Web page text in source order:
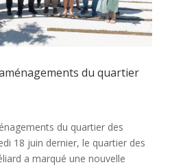
du quartier
du quartier des
18 juin dernier, le quartier des
a marqué une nouvelle